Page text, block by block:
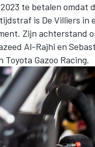
te betalen omdat
is De Villiers in
Zijn achterstand
Al-Rajhi en
Gazoo Racing.